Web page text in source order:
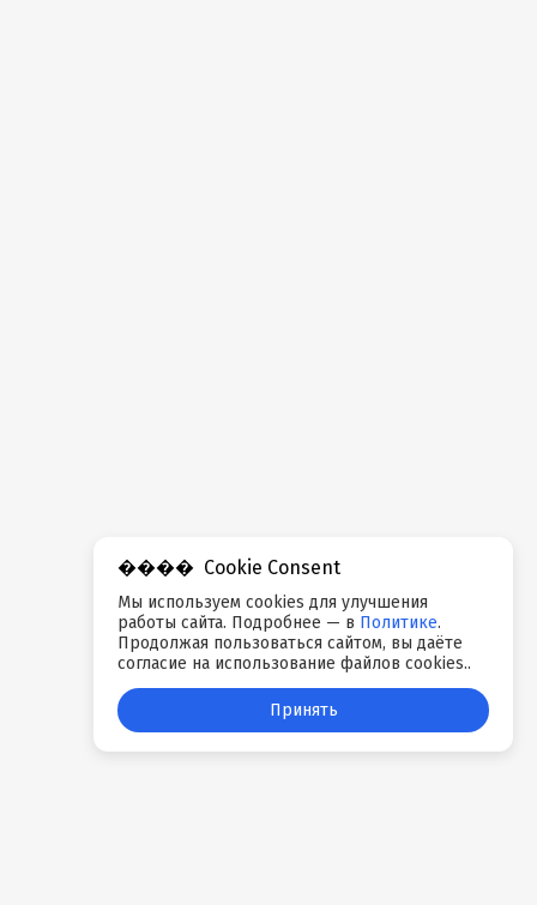
Cookie Consent
Мы используем cookies для улучшения
работы сайта. Подробнее — в Политике.
Продолжая пользоваться сайтом, вы даёте
согласие на использование файлов cookies..
Принять